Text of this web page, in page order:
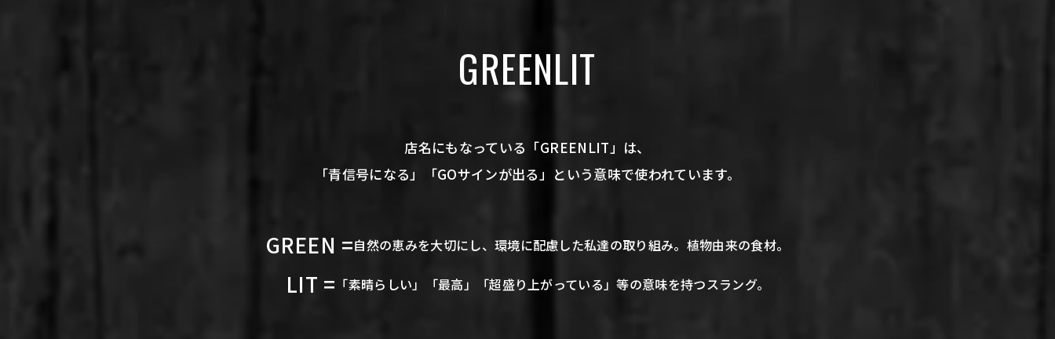
GREENLIT
店名にもなっている「GREENLIT」は、
「青信号になる」「GOサインが出る」という意味で使われています。
GREEN =自然の恵みを大切にし、環境に配慮した私達の取り組み。植物由来の食材。
LIT = 「素晴らしい」「最高」「超盛り上がっている」等の意味を持つスラング。